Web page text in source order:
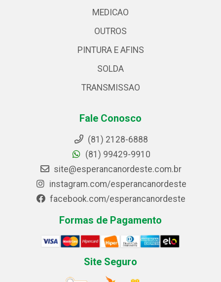
MEDICAO
OUTROS
PINTURA E AFINS
SOLDA
TRANSMISSAO
Fale Conosco
(81) 2128-6888
(81) 99429-9910
site@esperancanordeste.com.br
instagram.com/esperancanordeste
facebook.com/esperancanordeste
Formas de Pagamento
Site Seguro